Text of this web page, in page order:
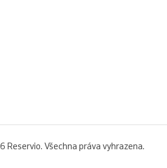
Všechna práva vyhrazena.